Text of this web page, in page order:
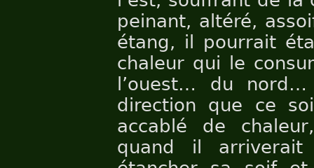
peinant, altéré,
étang, il pourrait
chaleur qui le
l’ouest… du
direction que ce
accablé de
quand il